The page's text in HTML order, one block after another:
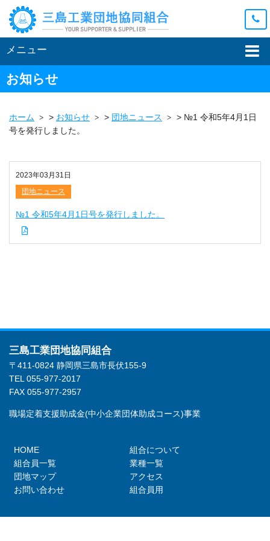
メニュー
お知らせ
ホーム > お知らせ > 団地ニュース > №1 令和5年4月1日
号を発行しました。
2023年03月31日
団地ニュース
№1 令和5年4月1日号を発行しました。
三島工業団地協同組合
〒411-0824 静岡県三島市長伏155-9
TEL 055-977-2017
FAX 055-977-2957
職場定着支援助成金(中小企業団体助成コース)事業
HOME
組合について
組合員一覧
業種一覧
団地マップ
アクセス
お問い合わせ
組合員用